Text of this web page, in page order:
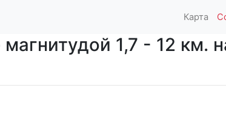
Карта
1,7 - 12 км.